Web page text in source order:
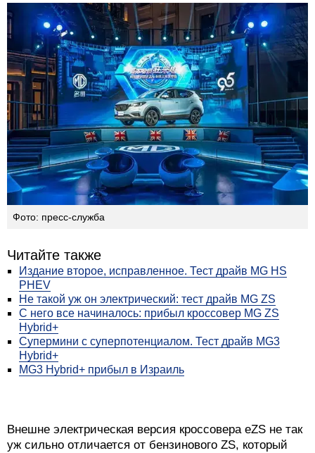
Фото: пресс-служба
Читайте также
Издание второе, исправленное. Тест драйв MG HS
PHEV
Не такой уж он электрический: тест драйв MG ZS
С него все начиналось: прибыл кроссовер MG ZS
Hybrid+
Супермини с суперпотенциалом. Тест драйв MG3
Hybrid+
MG3 Hybrid+ прибыл в Израиль
Внешне электрическая версия кроссовера eZS не так
уж сильно отличается от бензинового ZS, который